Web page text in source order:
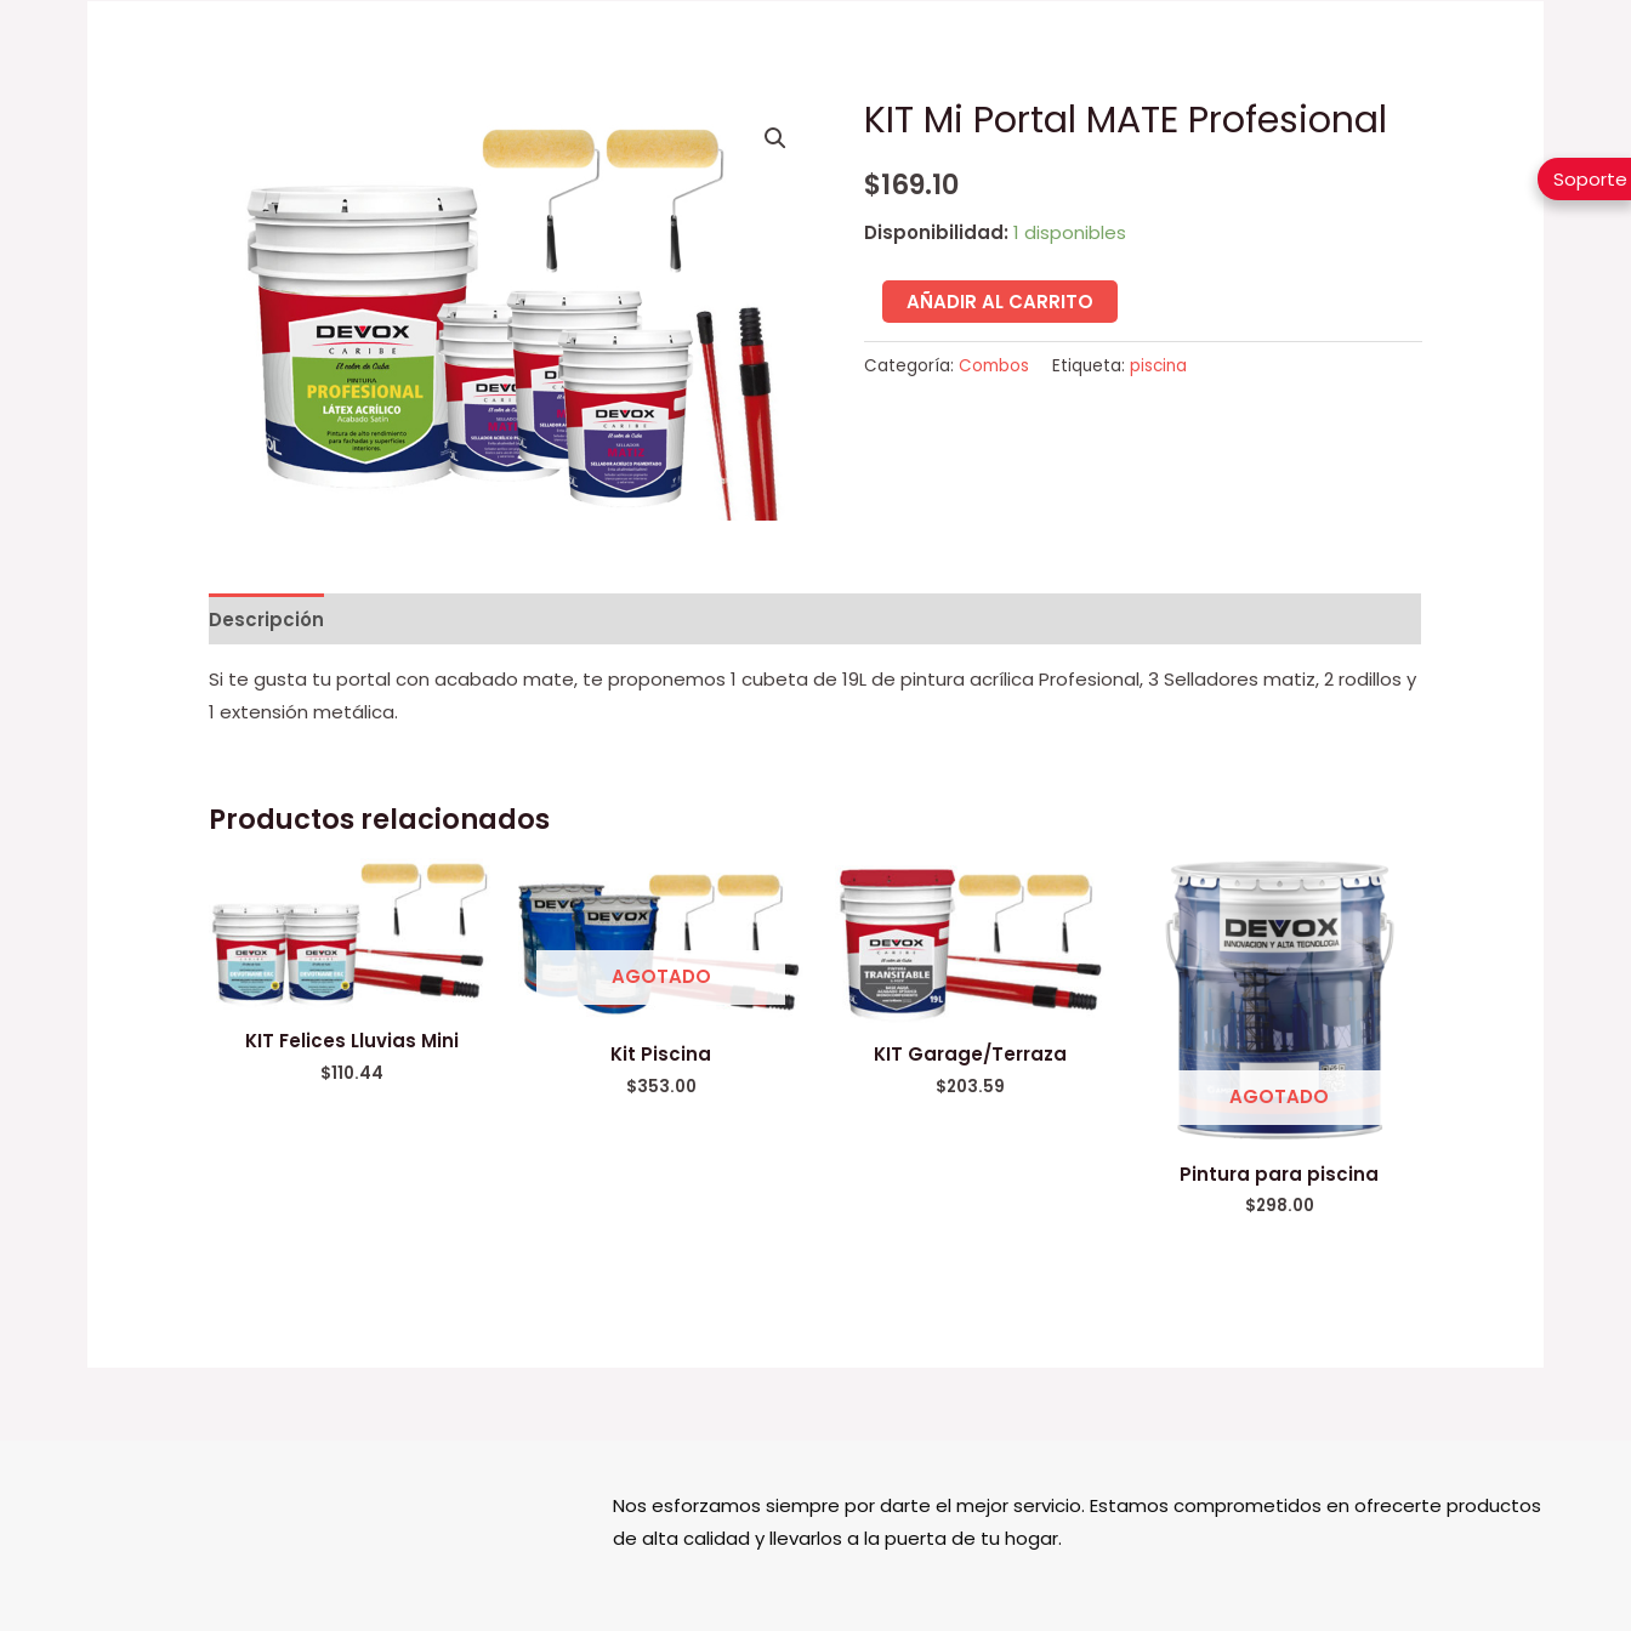
KIT Mi Portal MATE Profesional
$169.10
Disponibilidad: 1 disponibles
KIT
Portal
Profesional
cantidad
AÑADIR AL CARRITO
Categoría: Combos Etiqueta: piscina
Descripción
Si te gusta tu portal con acabado mate, te proponemos 1 cubeta de 19L de pintura acrílica Profesional, 3 Selladores matiz, 2 rodillos y
1 extensión metálica.
Productos relacionados
KIT Felices Lluvias Mini
$110.44
AGOTADO
Kit Piscina
$353.00
KIT Garage/Terraza
$203.59 AGOTADO
Pintura para piscina
$298.00
Nos esforzamos siempre por darte el mejor servicio. Estamos comprometidos en ofrecerte productos
de alta calidad y llevarlos a la puerta de tu hogar.
Soporte